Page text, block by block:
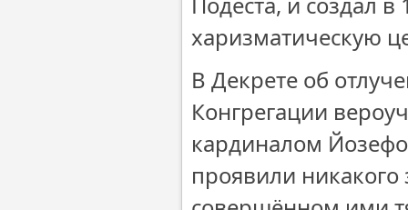
харизматическую
В Декрете об
Конгрегации
кардиналом
проявили